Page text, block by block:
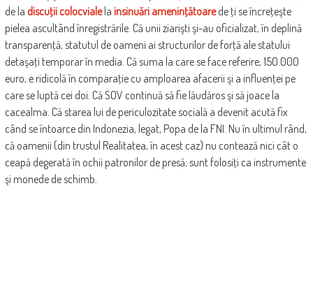
de la discuţii colocvialela insinuări ameninţătoarede ţi se încreţeşte
pielea ascultând înregistrările. Că unii ziarişti şi-au oficializat, în deplină
transparenţă, statutul de oameni ai structurilor de forţă ale statului
detaşaţi temporar în media. Că suma la care se face referire, 150.000
euro, e ridicolă în comparaţie cu amploarea afacerii şi a influenţei pe
care se luptă cei doi. Că SOV continuă să fie lăudăros şi să joace la
cacealma. Că starea lui de periculozitate socială a devenit acută fix
când se întoarce din Indonezia, legat, Popa de la FNI. Nu în ultimul rând,
că oamenii (din trustul Realitatea, în acest caz) nu contează nici cât o
ceapă degerată în ochii patronilor de presă; sunt folosiţi ca instrumente
şi monede de schimb.